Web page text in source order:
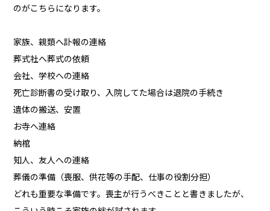
のがこちらになります。
家族、親類へ訃報の連絡
葬式社へ葬式の依頼
会社、学校への連絡
死亡診断書の受け取り、入院してた場合は退院の手続き
遺体の搬送、安置
お寺へ連絡
納棺
知人、友人への連絡
葬儀の準備（喪服、供花等の手配、仕事の役割分担）
どれも重要な準備です。喪主が行うべきことと書きましたが、